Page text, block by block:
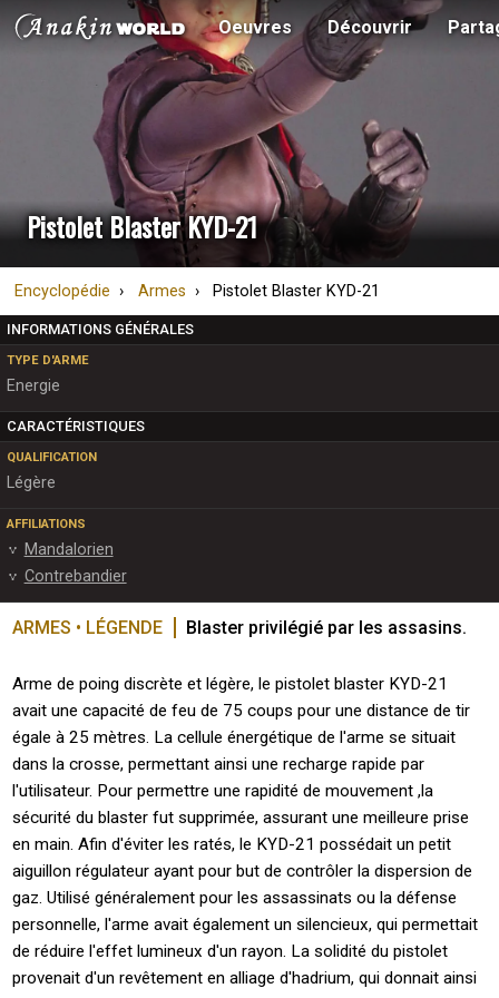
Oeuvres Découvrir
Pistolet Blaster KYD-21
Encyclopédie Armes Pistolet Blaster KYD-21
INFORMATIONS GÉNÉRALES
TYPE D'ARME
Energie
CARACTÉRISTIQUES
QUALIFICATION
Légère
AFFILIATIONS
Mandalorien
Contrebandier
ARMES • LÉGENDE Blaster privilégié par les assasins.
Arme de poing discrète et légère, le pistolet blaster KYD-21
avait une capacité de feu de 75 coups pour une distance de tir
égale à 25 mètres. La cellule énergétique de l'arme se situait
dans la crosse, permettant ainsi une recharge rapide par
l'utilisateur. Pour permettre une rapidité de mouvement ,la
sécurité du blaster fut supprimée, assurant une meilleure prise
en main. Afin d'éviter les ratés, le KYD-21 possédait un petit
aiguillon régulateur ayant pour but de contrôler la dispersion de
gaz. Utilisé généralement pour les assassinats ou la défense
personnelle, l'arme avait également un silencieux, qui permettait
de réduire l'effet lumineux d'un rayon. La solidité du pistolet
provenait d'un revêtement en alliage d'hadrium, qui donnait ainsi